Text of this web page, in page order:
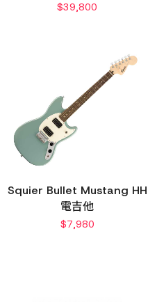
$39,800
Squier Bullet Mustang HH
電吉他
$7,980